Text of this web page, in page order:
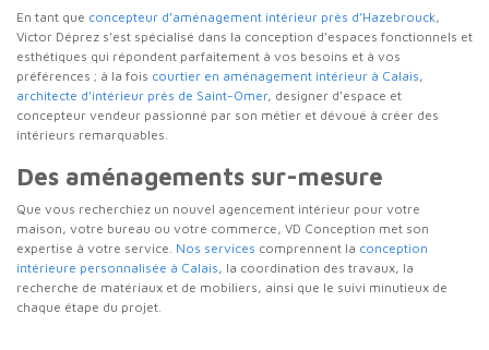
En tant que concepteur d’aménagement intérieur près d’Hazebrouck,
Victor Déprez s’est spécialisé dans la conception d’espaces fonctionnels et
esthétiques qui répondent parfaitement à vos besoins et à vos
préférences ; à la fois courtier en aménagement intérieur à Calais,
architecte d’intérieur près de Saint-Omer, designer d’espace et
concepteur vendeur passionné par son métier et dévoué à créer des
intérieurs remarquables.
Des aménagements sur-mesure
Que vous recherchiez un nouvel agencement intérieur pour votre
maison, votre bureau ou votre commerce, VD Conception met son
expertise à votre service. Nos services comprennent la conception
intérieure personnalisée à Calais, la coordination des travaux, la
recherche de matériaux et de mobiliers, ainsi que le suivi minutieux de
chaque étape du projet.